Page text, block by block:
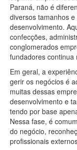
Paraná, não é
diversos tamanhos
desenvolvimento.
confecções,
conglomerados
fundadores continua
Em geral, a
gerir os negócios é
muitas dessas
desenvolvimento e
tendo por base
Nessa fase, é
do negócio,
profissionais